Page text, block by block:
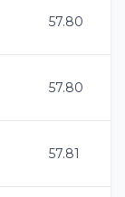
57.80
57.80
57.81